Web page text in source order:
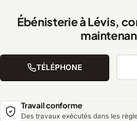
Ébénisterie à Lévis,
TÉLÉPHONE
Travail conforme
Des travaux exécutés dans les